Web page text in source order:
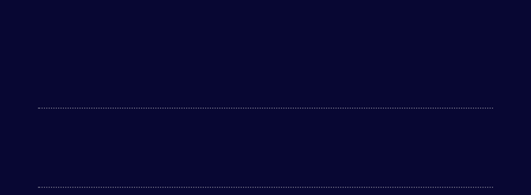
Direkte Abwicklung mit Versicherung /
MEHR ERFAHREN